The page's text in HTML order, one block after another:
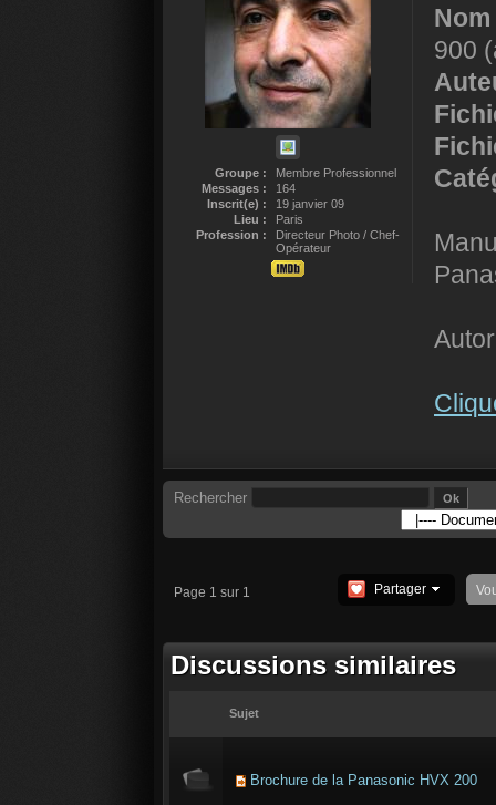
Groupe :
Membre Professionnel
Messages :
164
Inscrit(e) :
19 janvier 09
Lieu :
Paris
Profession :
Directeur Photo / Chef-
Opérateur
900
Rechercher
Page 1 sur 1 Partager
Discussions similaires
Sujet
Brochure de la Panasonic HVX 200